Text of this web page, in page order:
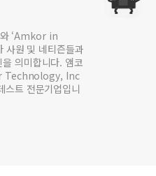
‘Amkor in
사원 및 네티즌들과
의미합니다. 앰코
Technology, Inc
스트 전문기업입니